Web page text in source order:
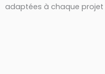
adaptées à chaque